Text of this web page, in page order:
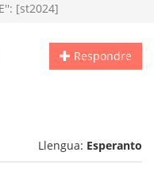
[st2024]
Respondre
Llengua: Esperanto